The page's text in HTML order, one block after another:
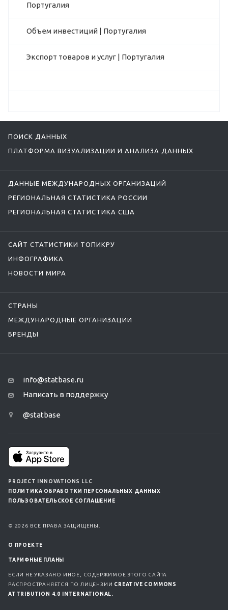
Португалия
Объем инвестиций | Португалия
Экспорт товаров и услуг | Португалия
ПОИСК ДАННЫХ
ПЛАТФОРМА ВИЗУАЛИЗАЦИИ И АНАЛИЗА ДАННЫХ
ДАННЫЕ МЕЖДУНАРОДНЫХ ОРГАНИЗАЦИЙ
РЕГИОНАЛЬНАЯ СТАТИСТИКА РОССИИ
РЕГИОНАЛЬНАЯ СТАТИСТИКА США
САЙТ СТАТИСТИКИ ТОПИКРУ
ИНФОГРАФИКА
НОВОСТИ МИРА
СТРАНЫ
МЕЖДУНАРОДНЫЕ ОРГАНИЗАЦИИ
БРЕНДЫ
info@statbase.ru
Написать в поддержку
@statbase
PROJECT INNOVATIONS LLC
ПОЛИТИКА ОБРАБОТКИ ПЕРСОНАЛЬНЫХ ДАННЫХ
ПОЛЬЗОВАТЕЛЬСКОЕ СОГЛАШЕНИЕ
© 2026 ВСЕ ПРАВА ЗАЩИЩЕНЫ.
О ПРОЕКТЕ
ТАРИФНЫЕ ПЛАНЫ
ЕСЛИ НЕ УКАЗАНО ИНОЕ, СОДЕРЖИМОЕ ЭТОГО САЙТА
РАСПРОСТРАНЯЕТСЯ ПО ЛИЦЕНЗИИ CREATIVE COMMONS
ATTRIBUTION 4.0 INTERNATIONAL.